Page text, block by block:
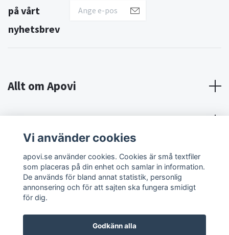
på vårt
nyhetsbrev
Allt om Apovi
Om Apovi
Sociala medier
Vi använder cookies
apovi.se använder cookies. Cookies är små textfiler
som placeras på din enhet och samlar in information.
De används för bland annat statistik, personlig
annonsering och för att sajten ska fungera smidigt
för dig.
Godkänn alla